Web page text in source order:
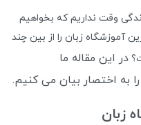
وقت نداریم که بخواهیم
آموزشگاه زبان را از بین چند
در این مقاله ما
به اختصار بیان می کنیم.
زبان